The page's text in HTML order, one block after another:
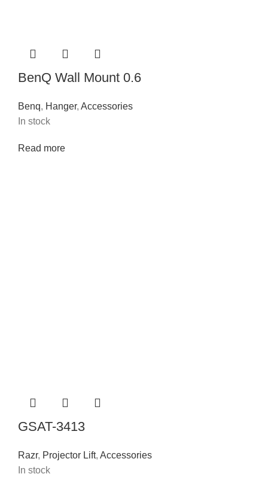
BenQ Wall Mount 0.6
Benq, Hanger, Accessories
In stock
Read more
GSAT-3413
Razr, Projector Lift, Accessories
In stock